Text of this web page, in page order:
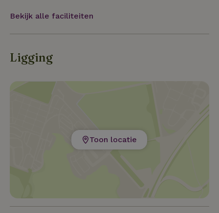
Bekijk alle faciliteiten
Ligging
Toon locatie